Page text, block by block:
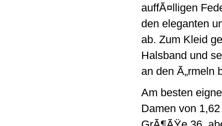
auffÃ¤lligen
den eleganten
ab. Zum Kleid
Halsband und
an den Ã„rmeln
Am besten
Damen von